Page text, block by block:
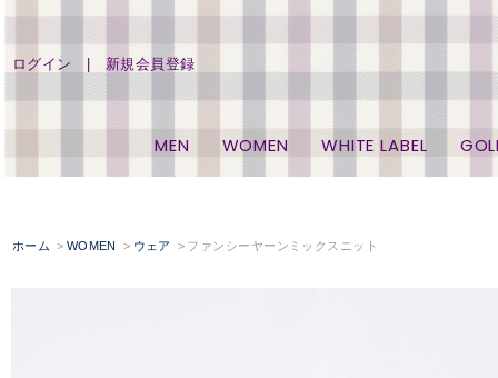
ログイン 新規会員登録
MEN WOMEN WHITE LABEL
ホーム WOMEN ウェア ファンシーヤーンミックスニット